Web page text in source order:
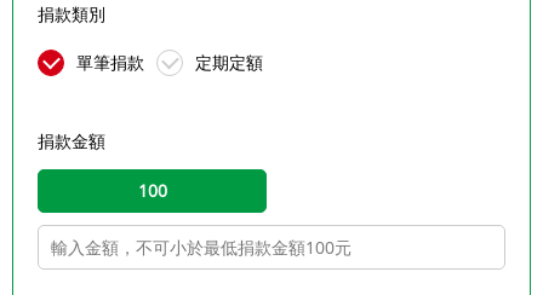
捐款類別
單筆捐款 定期定額
捐款金額
100